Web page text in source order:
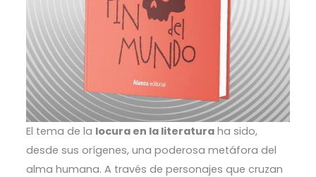
El tema de la locura en la literaturaha sido,
desde sus orígenes, una poderosa metáfora del
alma humana. A través de personajes que cruzan